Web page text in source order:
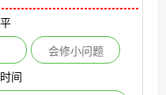
会修小问题
间